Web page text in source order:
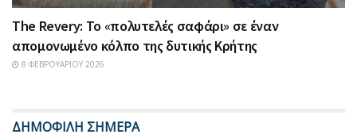
The Revery: Το «πολυτελές σαφάρι» σε έναν
απομονωμένο κόλπο της δυτικής Κρήτης
8 ΦΕΒΡΟΥΑΡΊΟΥ 2026
ΔΗΜΟΦΙΛΗ ΣΗΜΕΡΑ